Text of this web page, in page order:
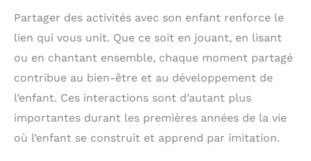
premier tour, le rendant
accessible dès 8 ans et
amusant pour tous les
bénéfices reversé à des associations caritatives.
Partager des activités avec son enfant renforce le
lien qui vous unit. Que ce soit en jouant, en lisant
ou en chantant ensemble, chaque moment partagé
contribue au bien-être et au développement de
l’enfant. Ces interactions sont d’autant plus
importantes durant les premières années de la vie
où l’enfant se construit et apprend par imitation.